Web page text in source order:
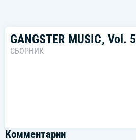
GANGSTER MUSIC, Vol. 5
СБОРНИК
Комментарии